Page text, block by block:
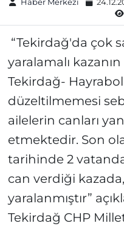
“Tekirdağ'da çok
yaralamalı
Tekirdağ-
düzeltilmemesi
ailelerin canları
etmektedir. Son
tarihinde 2
can verdiği
yaralanmıştır”
Tekirdağ CHP